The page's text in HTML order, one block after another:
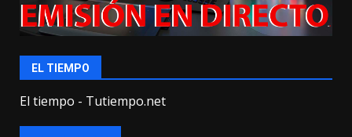
EL TIEMPO
El tiempo - Tutiempo.net